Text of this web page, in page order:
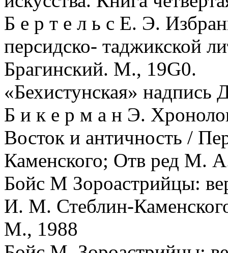
Б е р т е л ь с Е. Э.
персидско- таджикской
Брагинский. М., 19G0.
«Бехистунская»
Б и к е р м а н Э.
Восток и античность /
Каменского; Отв ред М.
Бойс М Зороастрийцы:
И. М. Стеблин-
М., 1988